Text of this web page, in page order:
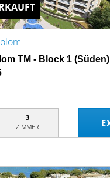
TM - Block 1 (Süden)
3
ZIMMER